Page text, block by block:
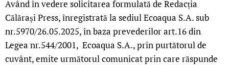
Având în vedere solicitarea formulată de Redacția
Călărași Press, înregistrată la sediul Ecoaqua S.A. sub
nr.5970/26.05.2025, în baza prevederilor art.16 din
Legea nr.544/2001, Ecoaqua S.A., prin purtătorul de
cuvânt, emite următorul comunicat prin care răspunde